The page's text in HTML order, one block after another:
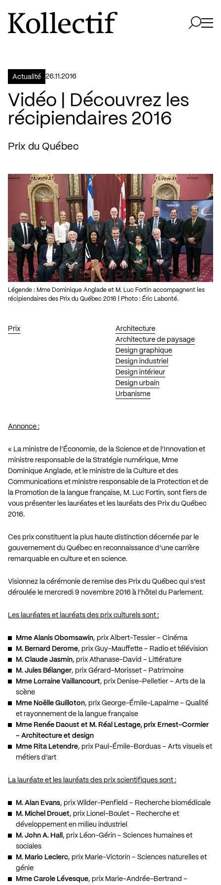
Aller à la page d'accueil
Logo Kollectif
Actualité 26.11.2016
Vidéo | Découvrez les
récipiendaires 2016
Prix du Québec
Prix
Architecture
Architecture de paysage
Design graphique
Design industriel
Design intérieur
Design urbain
Urbanisme
Légende : Mme Dominique Anglade et M. Luc Fortin accompagnent les
récipiendaires des Prix du Québec 2016 | Photo : Éric Labonté.
Annonce :
« La ministre de l’Économie, de la Science et de l’Innovation et
ministre responsable de la Stratégie numérique, Mme
Dominique Anglade, et le ministre de la Culture et des
Communications et ministre responsable de la Protection et de
la Promotion de la langue française, M. Luc Fortin, sont fiers de
vous présenter les lauréates et les lauréats des Prix du Québec
2016.
Ces prix constituent la plus haute distinction décernée par le
gouvernement du Québec en reconnaissance d’une carrière
remarquable en culture et en science.
Visionnez la cérémonie de remise des Prix du Québec qui s’est
déroulée le mercredi 9 novembre 2016 à l’hôtel du Parlement.
Les lauréates et lauréats des prix culturels sont :
Mme Alanis Obomsawin, prix Albert-Tessier – Cinéma
M. Bernard Derome, prix Guy-Mauffette – Radio et télévision
M. Claude Jasmin, prix Athanase-David – Littérature
M. Jules Bélanger, prix Gérard-Morisset – Patrimoine
Mme Lorraine Vaillancourt, prix Denise-Pelletier – Arts de la
scène
Mme Noëlle Guilloton, prix George-Émile-Lapalme – Qualité
et rayonnement de la langue française
Mme Renée Daoust et M. Réal Lestage, prix Ernest-Cormier
– Architecture et design
Mme Rita Letendre, prix Paul-Émile-Borduas – Arts visuels et
métiers d’art
La lauréate et les lauréats des prix scientifiques sont :
M. Alan Evans, prix Wilder-Penfield – Recherche biomédicale
M. Michel Drouet, prix Lionel-Boulet – Recherche et
développement en milieu industriel
M. John A. Hall , prix Léon-Gérin – Sciences humaines et
sociales
M. Mario Leclerc, prix Marie-Victorin – Sciences naturelles et
génie
Mme Carole Lévesque, prix Marie-Andrée-Bertrand –